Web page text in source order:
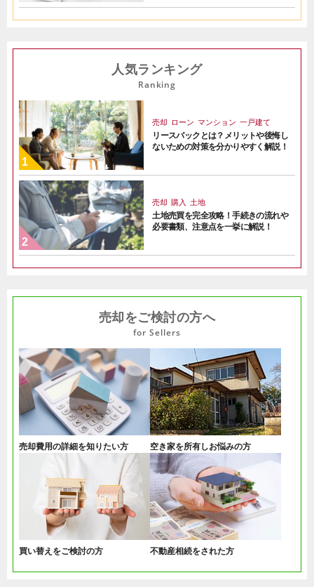
人気ランキング
Ranking
売却 ローン マンション 一戸建て
リースバックとは？メリットや後悔し
ないための対策を分かりやすく解説！
売却 購入 土地
土地売買を完全攻略！手続きの流れや
必要書類、注意点を一挙に解説！
売却をご検討の方へ
for Sellers
売却費用の詳細を知りたい方 空き家を所有しお悩みの方
買い替えをご検討の方 不動産相続をされた方